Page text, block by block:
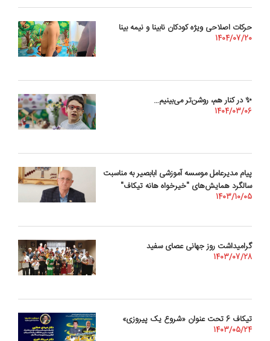
حرکات اصلاحی ویژه کودکان نابینا و نیمه بینا
1404/07/20
✨ در کنار هم، روشن‌تر می‌بینیم…
1404/03/06
پیام مدیرعامل موسسه آموزشی ابابصیر به مناسبت
سالگرد همایش‌های "خیرخواه هانه تیکاف"
1403/10/05
گرامیداشت روز جهانی عصای سفید
1403/07/28
تیکاف 6 تحت عنوان «شروع یک پیروزی»
1403/05/24